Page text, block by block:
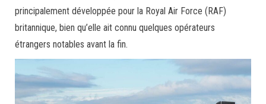
principalement développée pour la Royal Air Force (RAF)
britannique, bien qu’elle ait connu quelques opérateurs
étrangers notables avant la fin.